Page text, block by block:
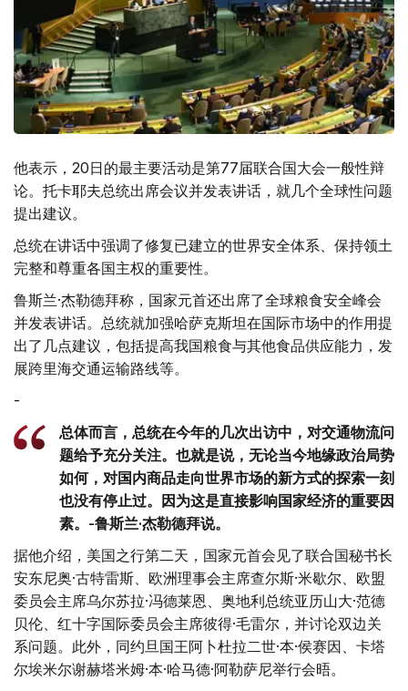
他表示，20日的最主要活动是第77届联合国大会一般性辩
论。托卡耶夫总统出席会议并发表讲话，就几个全球性问题
提出建议。
总统在讲话中强调了修复已建立的世界安全体系、保持领土
完整和尊重各国主权的重要性。
鲁斯兰·杰勒德拜称，国家元首还出席了全球粮食安全峰会
并发表讲话。总统就加强哈萨克斯坦在国际市场中的作用提
出了几点建议，包括提高我国粮食与其他食品供应能力，发
展跨里海交通运输路线等。
-
总体而言，总统在今年的几次出访中，对交通物流问
题给予充分关注。也就是说，无论当今地缘政治局势
如何，对国内商品走向世界市场的新方式的探索一刻
也没有停止过。因为这是直接影响国家经济的重要因
素。-鲁斯兰·杰勒德拜说。
据他介绍，美国之行第二天，国家元首会见了联合国秘书长
安东尼奥·古特雷斯、欧洲理事会主席查尔斯·米歇尔、欧盟
委员会主席乌尔苏拉·冯德莱恩、奥地利总统亚历山大·范德
贝伦、红十字国际委员会主席彼得·毛雷尔，并讨论双边关
系问题。此外，同约旦国王阿卜杜拉二世·本·侯赛因、卡塔
尔埃米尔谢赫塔米姆·本·哈马德·阿勒萨尼举行会晤。